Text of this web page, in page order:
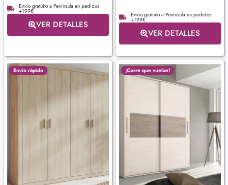
Envío gratuito a Península en pedidos
+199€
VER DETALLES
Envío gratuito a Península en pedidos
+199€
VER DETALLES
Envío rápido ¡Corre que vuelan!